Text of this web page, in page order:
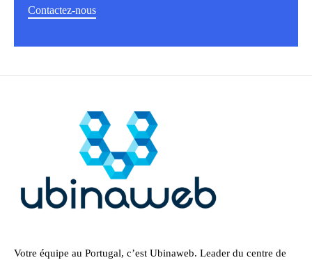
Contactez-nous
Votre équipe au Portugal, c’est Ubinaweb. Leader du centre de